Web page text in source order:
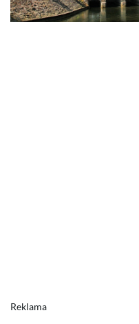
Reklama